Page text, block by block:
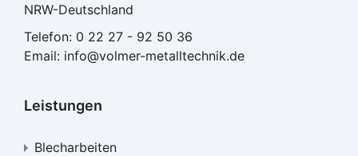
NRW-Deutschland
Telefon: 0 22 27 - 92 50 36
Email: info@volmer-metalltechnik.de
Leistungen
Blecharbeiten